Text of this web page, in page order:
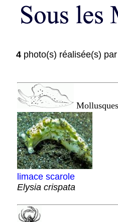
4 photo(s) réalisée(s) par
limace scarole
Elysia crispata